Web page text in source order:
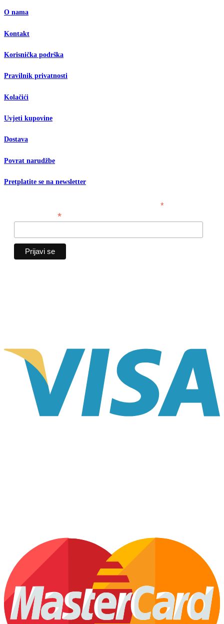
O nama
Kontakt
Korisnička podrška
Pravilnik privatnosti
Kolačići
Uvjeti kupovine
Dostava
Povrat narudžbe
Pretplatite se na newsletter
*
*